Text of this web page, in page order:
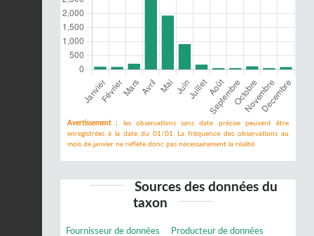
Avertissement :
les observations sans date précise peuvent être
enregistrées à la date du 01/01. La fréquence des observations au
mois de janvier ne reflète donc pas nécessairement la réalité.
Sources des données du
taxon
Fournisseur de données Producteur de données